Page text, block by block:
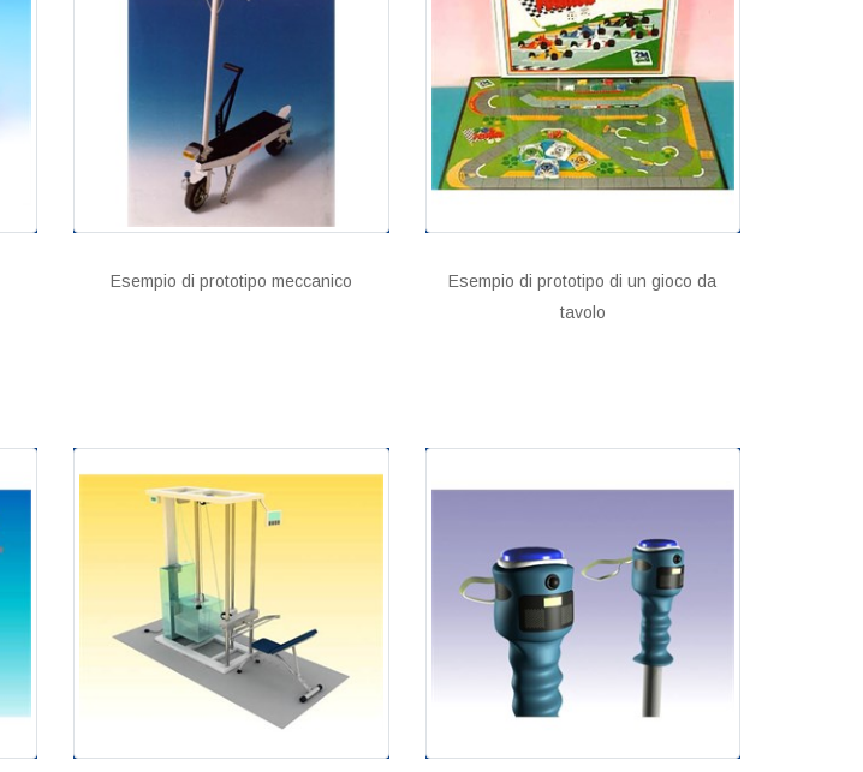
Esempio di prototipo meccanico
Esempio di prototipo di un gioco da
tavolo